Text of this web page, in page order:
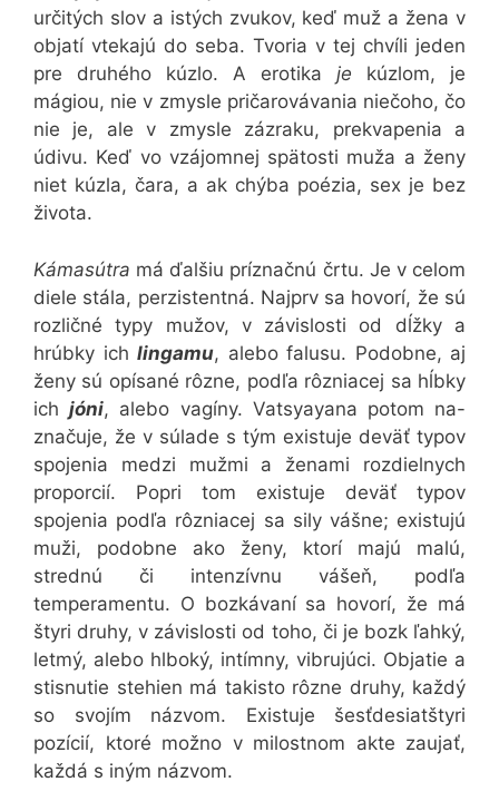
určitých slov a istých zvukov, keď muž a žena v
objatí vtekajú do seba. Tvoria v tej chvíli jeden
pre druhého kúzlo. A erotika je kúzlom, je
mágiou, nie v zmysle pričarovávania niečoho, čo
nie je, ale v zmysle zázraku, prekvapenia a
údivu. Keď vo vzájomnej spätosti muža a ženy
niet kúzla, čara, a ak chýba poézia, sex je bez
života.
Kámasútra má ďalšiu príznačnú črtu. Je v celom
diele stála, perzistentná. Najprv sa hovorí, že sú
rozličné typy mužov, v závislosti od dĺžky a
hrúbky ich lingamu, alebo falusu. Podobne, aj
ženy sú opísané rôzne, podľa rôzniacej sa hĺbky
ichjóni, alebo vagíny. Vatsyayana potom na-
značuje, že v súlade s tým existuje deväť typov
spojenia medzi mužmi a ženami rozdielnych
proporcií. Popri tom existuje deväť typov
spojenia podľa rôzniacej sa sily vášne; existujú
muži, podobne ako ženy, ktorí majú malú,
strednú či intenzívnu vášeň, podľa
temperamentu. O bozkávaní sa hovorí, že má
štyri druhy, v závislosti od toho, či je bozk ľahký,
letmý, alebo hlboký, intímny, vibrujúci. Objatie a
stisnutie stehien má takisto rôzne druhy, každý
so svojím názvom. Existuje šesťdesiatštyri
pozícií, ktoré možno v milostnom akte zaujať,
každá s iným názvom.